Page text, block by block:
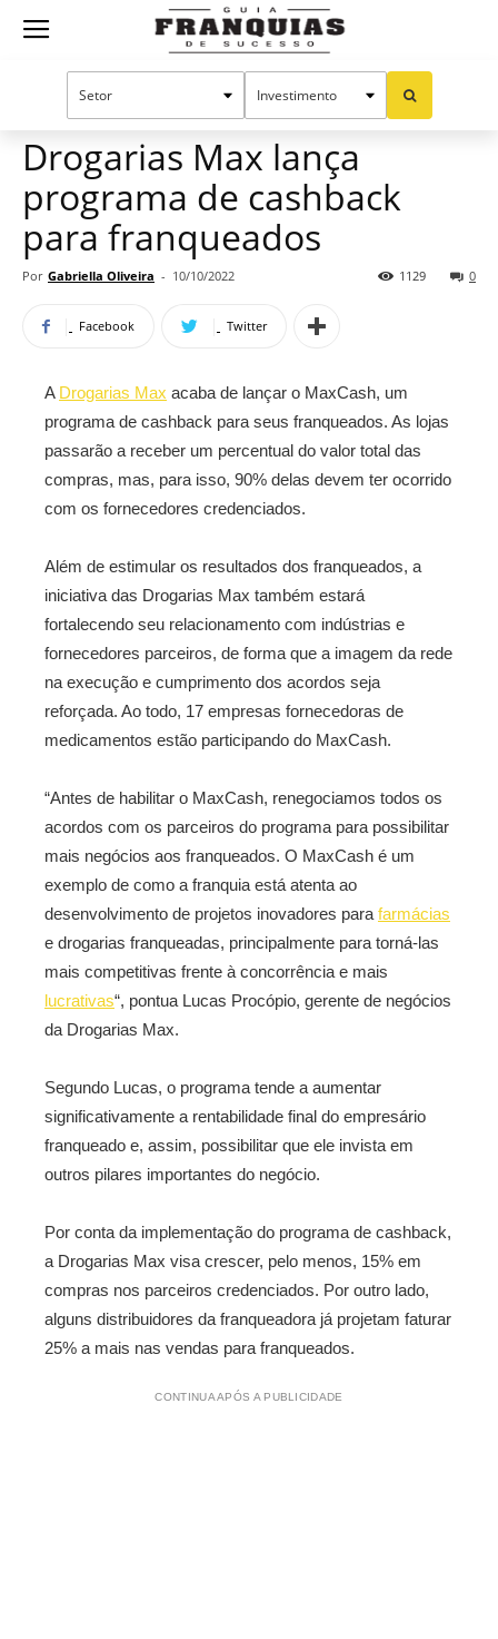
Guia
Mercado de franquias
Drogarias Max lança
programa de cashback
para franqueados
Por Gabriella Oliveira - 10/10/2022 0
1129
Facebook Twitter
A Drogarias Max acaba de lançar o MaxCash, um
programa de cashback para seus franqueados. As lojas
passarão a receber um percentual do valor total das
compras, mas, para isso, 90% delas devem ter ocorrido
com os fornecedores credenciados.
Além de estimular os resultados dos franqueados, a
iniciativa das Drogarias Max também estará
fortalecendo seu relacionamento com indústrias e
fornecedores parceiros, de forma que a imagem da rede
na execução e cumprimento dos acordos seja
reforçada. Ao todo, 17 empresas fornecedoras de
medicamentos estão participando do MaxCash.
“Antes de habilitar o MaxCash, renegociamos todos os
acordos com os parceiros do programa para possibilitar
mais negócios aos franqueados. O MaxCash é um
exemplo de como a franquia está atenta ao
desenvolvimento de projetos inovadores para farmácias
e drogarias franqueadas, principalmente para torná-las
mais competitivas frente à concorrência e mais
lucrativas“, pontua Lucas Procópio, gerente de negócios
da Drogarias Max.
Segundo Lucas, o programa tende a aumentar
significativamente a rentabilidade final do empresário
franqueado e, assim, possibilitar que ele invista em
outros pilares importantes do negócio.
Por conta da implementação do programa de cashback,
a Drogarias Max visa crescer, pelo menos, 15% em
compras nos parceiros credenciados. Por outro lado,
alguns distribuidores da franqueadora já projetam faturar
25% a mais nas vendas para franqueados.
CONTINUA APÓS A PUBLICIDADE